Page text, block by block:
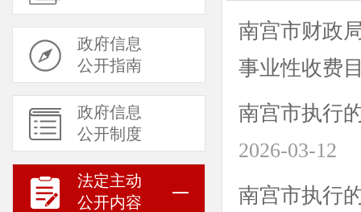
政府信息
公开指南
政府信息
公开制度
法定主动
公开内容
南宫市财政
事业性收费
南宫市执行
2026-03-12
南宫市执行